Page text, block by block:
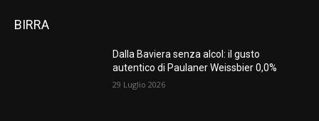
BIRRA
Dalla Baviera senza alcol: il gusto
autentico di Paulaner Weissbier 0,0%
29 Luglio 2026